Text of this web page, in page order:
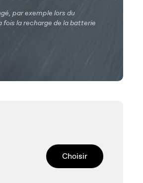
par exemple lors du
la recharge de la batterie
Choisir